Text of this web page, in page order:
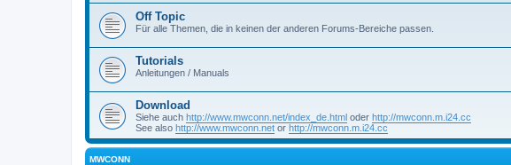
Off Topic
Für alle Themen, die in keinen der anderen Forums-Bereiche passen.
Tutorials
Anleitungen / Manuals
Download
Siehe auch http://www.mwconn.net/index_de.html oder http://mwconn.m.i24.cc
See also http://www.mwconn.net or http://mwconn.m.i24.cc
MWCONN